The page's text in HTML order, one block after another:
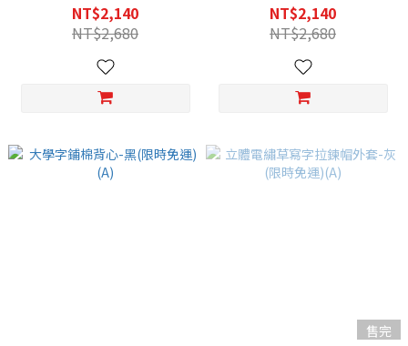
NT$2,140
NT$2,680
NT$2,140
NT$2,680
售完